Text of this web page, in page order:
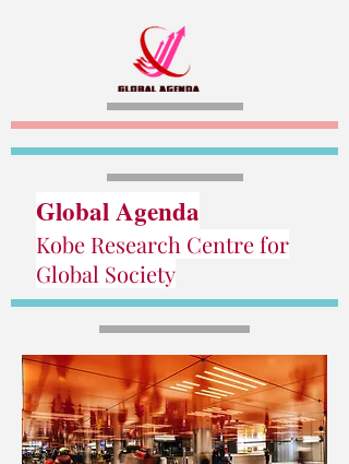
Global Agenda
Kobe Research Centre for
Global Society